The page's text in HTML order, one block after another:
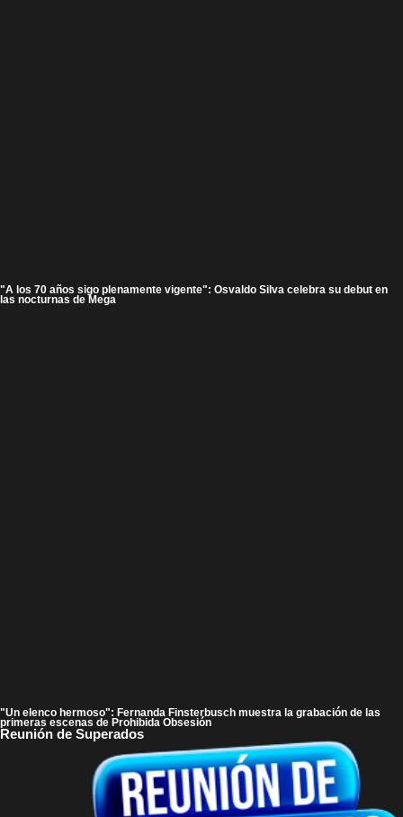
"A los 70 años sigo plenamente vigente": Osvaldo Silva celebra su debut en
las nocturnas de Mega
"Un elenco hermoso": Fernanda Finsterbusch muestra la grabación de las
primeras escenas de Prohibida Obsesión
Reunión de Superados